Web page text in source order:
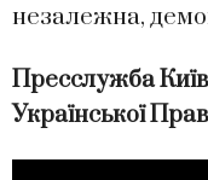
незалежна,
Пресслужба
Української